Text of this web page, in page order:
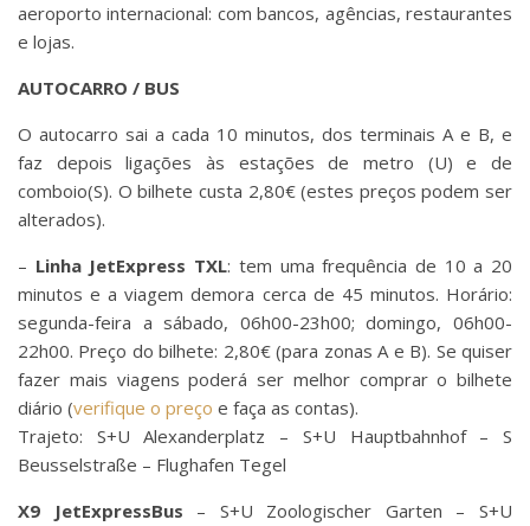
aeroporto internacional: com bancos, agências, restaurantes
e lojas.
AUTOCARRO / BUS
O autocarro sai a cada 10 minutos, dos terminais A e B, e
faz depois ligações às estações de metro (U) e de
comboio(S). O bilhete custa 2,80€ (estes preços podem ser
alterados).
– Linha JetExpress TXL: tem uma frequência de 10 a 20
minutos e a viagem demora cerca de 45 minutos. Horário:
segunda-feira a sábado, 06h00-23h00; domingo, 06h00-
22h00. Preço do bilhete: 2,80€ (para zonas A e B). Se quiser
fazer mais viagens poderá ser melhor comprar o bilhete
diário (verifique o preço e faça as contas).
Trajeto: S+U Alexanderplatz – S+U Hauptbahnhof – S
Beusselstraße – Flughafen Tegel
X9 JetExpressBus – S+U Zoologischer Garten – S+U